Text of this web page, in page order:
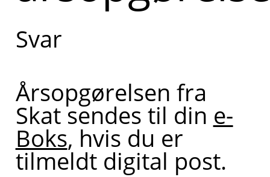
Svar
Årsopgørelsen fra
Skat sendes til din e-
Boks, hvis du er
tilmeldt digital post.